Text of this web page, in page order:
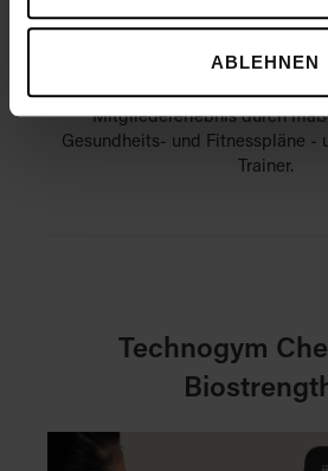
ABLEHNEN
Heben Sie
Durch innovative Technologien
die Effizienz, sondern
Mitgliedererlebnis durch
Gesundheits- und Fitnesspläne -
Trainer.
Technogym